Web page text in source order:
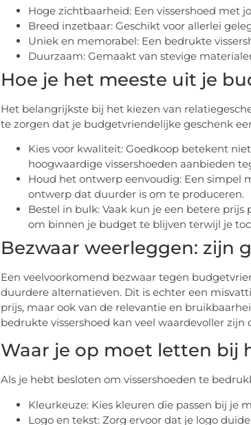
Hoge zichtbaarheid: Een vissershoed met
Breed inzetbaar: Geschikt voor allerlei
Uniek en memorabel: Een bedrukte
Duurzaam: Gemaakt van stevige
Hoe je het meeste uit je
Het belangrijkste bij het kiezen van
te zorgen dat je budgetvriendelijke geschenk
Kies voor kwaliteit: Goedkoop betekent
hoogwaardige vissershoeden aanbieden
Houd het ontwerp eenvoudig: Een simpel
ontwerp dat duurder is om te produceren.
Bestel in bulk: Vaak kun je een betere
om binnen je budget te blijven terwijl je
Bezwaar weerleggen: zijn
Een veelvoorkomend bezwaar tegen
duurdere alternatieven. Dit is echter een
prijs, maar ook van de relevantie en
bedrukte vissershoed kan veel waardevoller
Waar je op moet letten bij
Als je hebt besloten om vissershoeden te
Kleurkeuze: Kies kleuren die passen bij
Logo en tekst: Zorg ervoor dat je logo